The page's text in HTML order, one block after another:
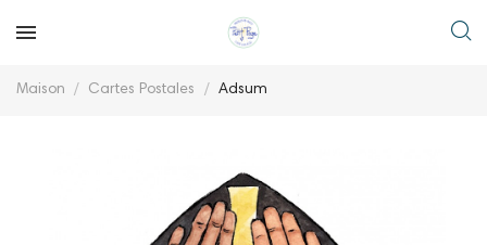
Maison Cartes Postales Adsum